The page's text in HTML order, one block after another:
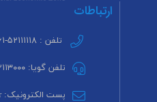
ارتباطات
تلفن : ۵۲۱۱۱۱۱۸-۰۶۱
تلفن گویا: ۵۲۱۱۳۰۰۰-۰۶۱
پست الکترونیک: info@petzone.ir